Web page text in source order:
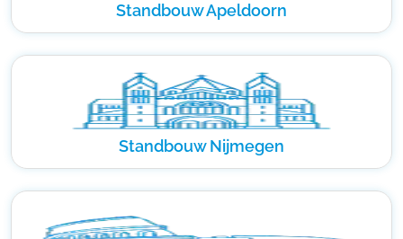
Standbouw Apeldoorn
Standbouw Nijmegen